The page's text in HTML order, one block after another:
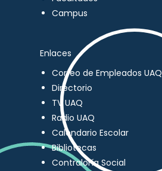
Campus
Enlaces
Correo de Empleados UAQ
Directorio
TV UAQ
Radio UAQ
Calendario Escolar
Bibliotecas
Contraloría Social